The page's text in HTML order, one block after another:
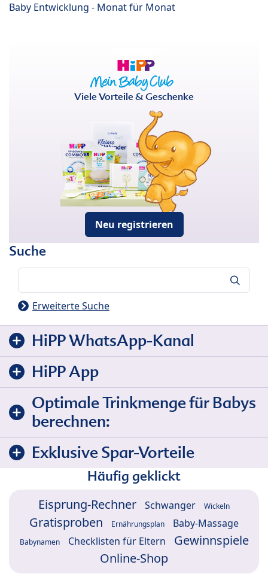
Baby Entwicklung - Monat für Monat
Viele Vorteile & Geschenke
Neu registrieren
Suche
Erweiterte Suche
HiPP WhatsApp-Kanal
HiPP App
Optimale Trinkmenge für Babys
berechnen:
Exklusive Spar-Vorteile
Häufig geklickt
Eisprung-Rechner Schwanger Wickeln
Gratisproben Ernährungsplan Baby-Massage
Babynamen Checklisten für Eltern
Gewinnspiele
Online-Shop